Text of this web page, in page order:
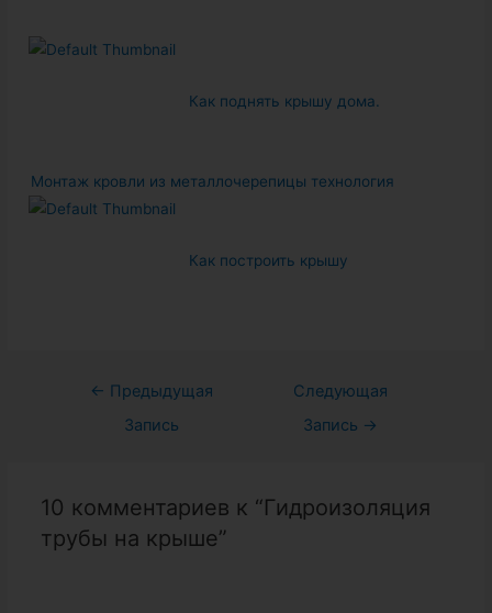
Как поднять крышу дома.
Монтаж кровли из металлочерепицы технология
Как построить крышу
Навигация
← Предыдущая
Запись
Следующая
Запись →
10 комментариев к “Гидроизоляция
трубы на крыше”